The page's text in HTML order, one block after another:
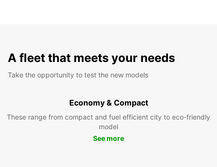
A fleet that meets your needs
Take the opportunity to test the new models
Economy & Compact
These range from compact and fuel efficient city to eco-friendly
model
See more